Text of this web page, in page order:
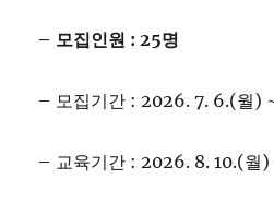
– 모집인원 : 25명
– 모집기간 : 2026. 7. 6.(월)
– 교육기간 : 2026. 8. 10.(월)